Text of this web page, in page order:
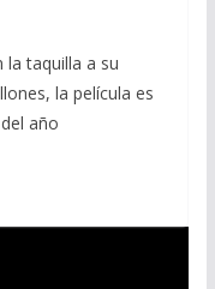
taquilla a su
la película es
año